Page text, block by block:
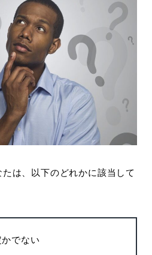
は、以下のどれかに該当して
でない